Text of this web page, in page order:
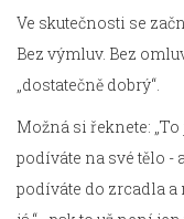
Ve skutečnosti se
Bez výmluv. Bez
„dostatečně dobrý“.
Možná si řeknete:
podíváte na své tělo -
podíváte do zrcadla a